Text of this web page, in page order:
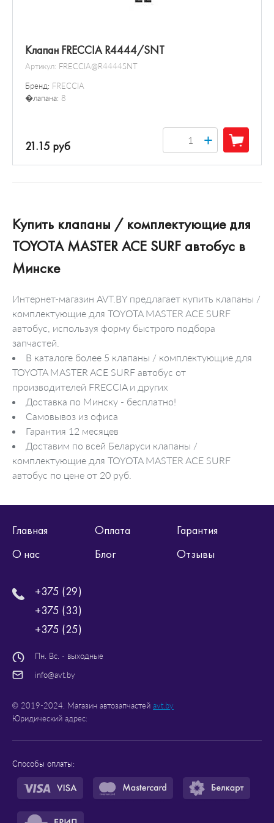
Клапан FRECCIA R4444/SNT
Артикул: FRECCIA@R4444SNT
Бренд: FRECCIA
�лапана: 8
21.15 руб +
Купить клапаны / комплектующие для
TOYOTA MASTER ACE SURF автобус в
Минске
Интернет-магазин AVT.BY предлагает купить клапаны /
комплектующие для TOYOTA MASTER ACE SURF
автобус, используя форму быстрого подбора
запчастей.
В каталоге более 5 клапаны / комплектующие для
TOYOTA MASTER ACE SURF автобус от
производителей FRECCIA и других
Доставка по Минску - бесплатно!
Самовывоз из офиса
Гарантия 12 месяцев
Доставим по всей Беларуси клапаны /
комплектующие для TOYOTA MASTER ACE SURF
автобус по цене от 20 руб.
Главная Оплата
Гарантия
О нас
Блог Отзывы
+375 (29)
+375 (33)
+375 (25)
Пн. Вс. - выходные
info@avt.by
© 2019-2024. Магазин автозапчастей avt.by
Юридический адрес:
Способы оплаты: